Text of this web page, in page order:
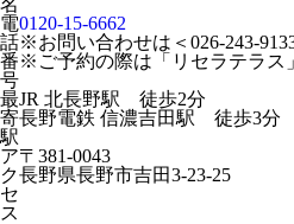
名
電
話
番
号
0120-15-6662
※お問い合わせは＜026-243-
※ご予約の際は「リセラテラス
最
寄
駅
JR 北長野駅 徒歩2分
長野電鉄 信濃吉田駅 徒歩3分
ア
ク
セ
ス
〒381-0043
長野県長野市吉田3-23-25